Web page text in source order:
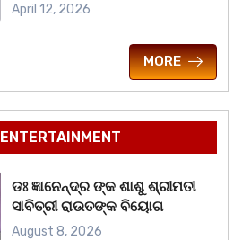
April 12, 2026
MORE
ENTERTAINMENT
ଡଃ ଜ୍ଞାନେନ୍ଦ୍ର ଙ୍କ ଶାଶୁ ଶ୍ରୀମତୀ
ସାବିତ୍ରୀ ରାଉତଙ୍କ ବିୟୋଗ
August 8, 2026